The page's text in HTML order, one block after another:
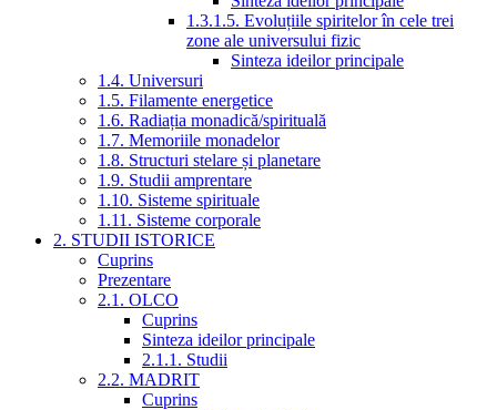
1.3.1.5. Evoluțiile spiritelor în cele trei
zone ale universului fizic
Sinteza ideilor principale
1.4. Universuri
1.5. Filamente energetice
1.6. Radiația monadică/spirituală
1.7. Memoriile monadelor
1.8. Structuri stelare și planetare
1.9. Studii amprentare
1.10. Sisteme spirituale
1.11. Sisteme corporale
2. STUDII ISTORICE
Cuprins
Prezentare
2.1. OLCO
Cuprins
Sinteza ideilor principale
2.1.1. Studii
2.2. MADRIT
Cuprins